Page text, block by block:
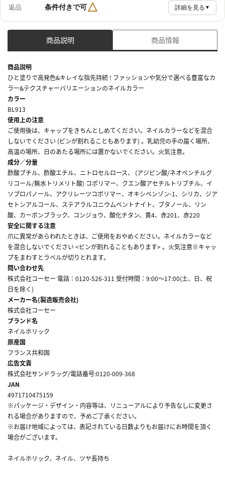
返品 条件付きで可△ 詳細を見る ▼
商品説明 商品情報
商品説明
ひと塗りで高発色&キレイな指先持続 ! ファッションや気分で選べる豊富なカ
ラー&テクスチャーバリエーションのネイルカラー
カラー
BL913
使用上の注意
ご使用後は、キャップをきちんとしめてください。ネイルカラーなどを混合
しないでください (ビンが割れることもあります) 。乳幼児の手の届く場所、
高温の場所、日のあたる場所には置かないでください。火気注意。
成分／分量
酢酸ブチル、酢酸エチル、ニトロセルロース、 (アジピン酸/ネオペンチルグ
リコール/無水トリメリト酸) コポリマー、クエン酸アセチルトリブチル、イ
ソプロパノール、アクリレーツコポリマー、オキシベンゾン-1、シリカ、ジア
セトンアルコール、ステアラルコニウムベントナイト、ブタノール、リン
酸、カーボンブラック、コンジョウ、酸化チタン、黄4、赤201、赤220
安全に関する注意
爪に異常があらわれたときは、ご使用をおやめください。ネイルカラーなど
を混合しないでください <ビンが割れることもあります> 。火気注意※キャッ
プをまわすとラベルが切りとれます。
問い合わせ先
株式会社コーセー 電話：0120-526-311 受付時間：9:00～17:00(土、日、祝
日を除く)
メーカー名(製造販売会社)
株式会社コーセー
ブランド名
ネイルホリック
原産国
フランス共和国
広告文責
株式会社サンドラッグ/電話番号:0120-009-368
JAN
4971710475159
※パッケージ・デザイン・内容等は、リニューアルにより予告なしに変更さ
れる場合がありますので、予めご了承ください。
※お届け地域によっては、表記されている日数よりもお届けにお時間を頂く
場合がございます。
ネイルホリック、ネイル、ツヤ長持ち